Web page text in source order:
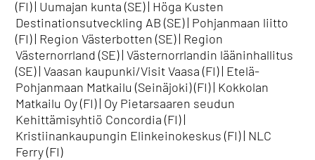
(FI) | Uumajan kunta (SE) | Höga Kusten
Destinationsutveckling AB (SE) | Pohjanmaan liitto
(FI) | Region Västerbotten (SE) | Region
Västernorrland (SE) | Västernorrlandin lääninhallitus
(SE) | Vaasan kaupunki/Visit Vaasa (FI) | Etelä-
Pohjanmaan Matkailu (Seinäjoki) (FI) | Kokkolan
Matkailu Oy (FI) | Oy Pietarsaaren seudun
Kehittämisyhtiö Concordia (FI) |
Kristiinankaupungin Elinkeinokeskus (FI) | NLC
Ferry (FI)